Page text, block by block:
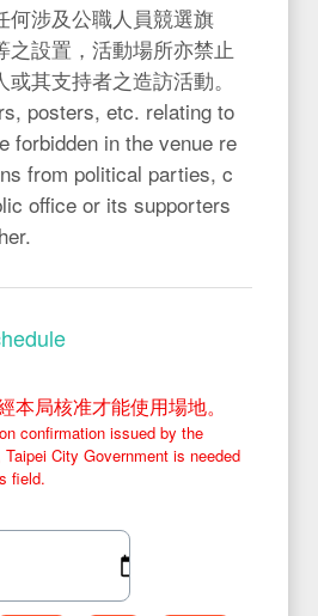
何涉及公職人員競選旗
之設置，活動場所亦禁止
其支持者之造訪活動。
posters, etc. relating to
forbidden in the venue re
from political parties, c
office or its supporters
本局核准才能使用場地。
confirmation issued by the
City Government is needed
field.